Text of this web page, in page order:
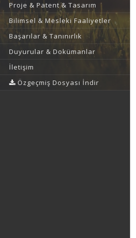
Proje & Patent & Tasarım
Bilimsel & Mesleki Faaliyetler
Başarılar & Tanınırlık
Duyurular & Dokümanlar
İletişim
Özgeçmiş Dosyası İndir